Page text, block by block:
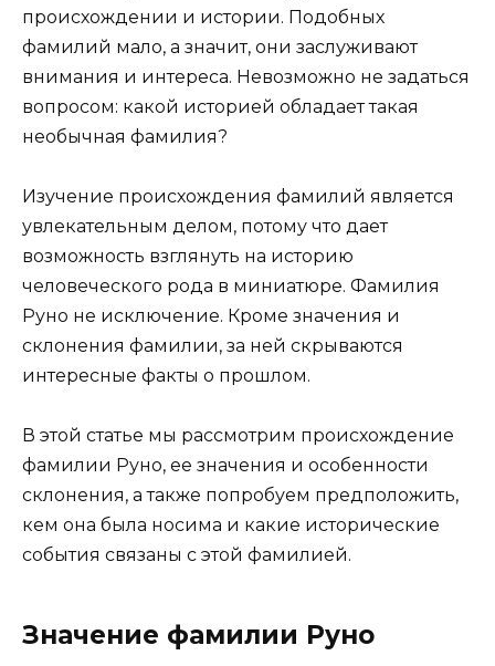
происхождении и истории. Подобных
фамилий мало, а значит, они заслуживают
внимания и интереса. Невозможно не задаться
вопросом: какой историей обладает такая
необычная фамилия?
Изучение происхождения фамилий является
увлекательным делом, потому что дает
возможность взглянуть на историю
человеческого рода в миниатюре. Фамилия
Руно не исключение. Кроме значения и
склонения фамилии, за ней скрываются
интересные факты о прошлом.
В этой статье мы рассмотрим происхождение
фамилии Руно, ее значения и особенности
склонения, а также попробуем предположить,
кем она была носима и какие исторические
события связаны с этой фамилией.
Значение фамилии Руно